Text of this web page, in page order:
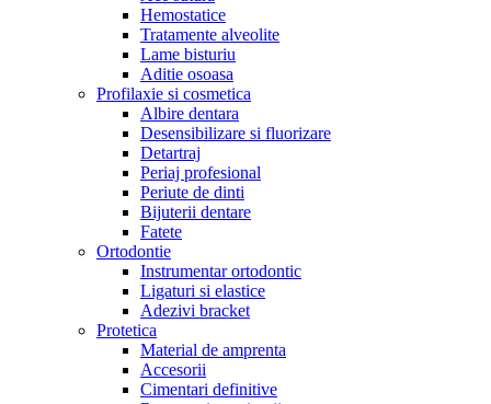
Hemostatice
Tratamente alveolite
Lame bisturiu
Aditie osoasa
Profilaxie si cosmetica
Albire dentara
Desensibilizare si fluorizare
Detartraj
Periaj profesional
Periute de dinti
Bijuterii dentare
Fatete
Ortodontie
Instrumentar ortodontic
Ligaturi si elastice
Adezivi bracket
Protetica
Material de amprenta
Accesorii
Cimentari definitive